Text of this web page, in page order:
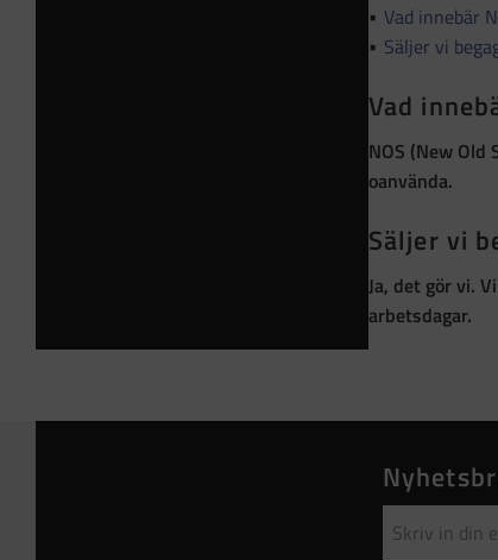
Vad innebär
Säljer vi
Vad
NOS (New Old
oanvända.
Säljer vi
Ja, det gör vi.
arbetsdagar.